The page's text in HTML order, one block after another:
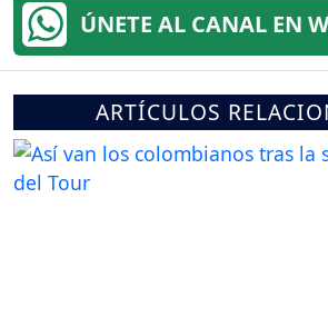
ÚNETE AL CANAL EN
ARTÍCULOS